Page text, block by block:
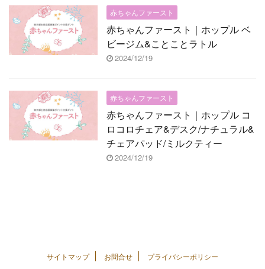
赤ちゃんファースト
赤ちゃんファースト｜ホップル ベ
ビージム&ことことラトル
2024/12/19
赤ちゃんファースト
赤ちゃんファースト｜ホップル コ
ロコロチェア&デスク/ナチュラル&
チェアパッド/ミルクティー
2024/12/19
サイトマップ お問合せ プライバシーポリシー